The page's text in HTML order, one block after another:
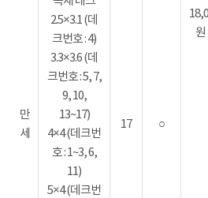
원
만
세
2.5×3.1 (데
크번호 : 4)
3.3×3.6 (데
크번호 : 5, 7,
9, 10,
13~17)
4×4 (데크번
호 : 1~3, 6,
11)
5×4 (데크번
17 ○